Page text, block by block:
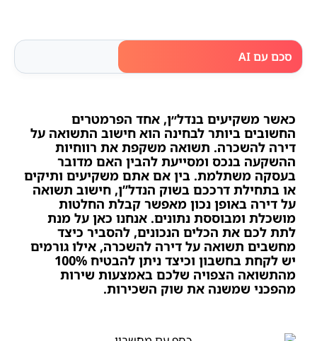
סכם עם AI
כאשר משקיעים בנדל״ן, אחד הפרמטרים
החשובים ביותר לבחינה הוא חישוב התשואה על
דירה להשכרה. תשואה משקפת את רווחיות
ההשקעה בנכס ומסייעת להבין האם מדובר
בעסקה משתלמת. בין אם אתם משקיעים ותיקים
או בתחילת דרככם בשוק הנדל”ן, חישוב תשואה
על דירה באופן נכון מאפשר קבלת החלטות
מושכלת ומבוססת נתונים. אנחנו כאן על מנת
לתת לכם את הכלים הנכונים, להסביר כיצד
מחשבים תשואה על דירה להשכרה, אילו גורמים
יש לקחת בחשבון וכיצד ניתן להבטיח 100%
מהתשואה הצפויה שלכם באמצעות שירות
מהפכני שמשנה את שוק השכירות.